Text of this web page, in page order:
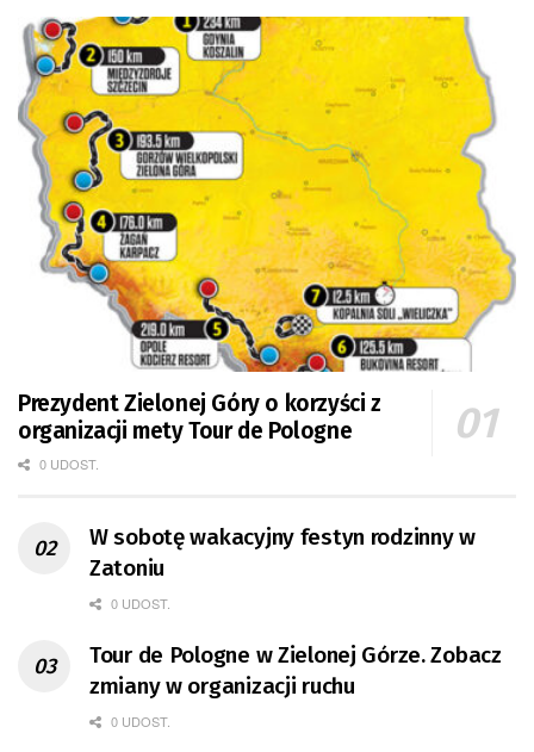
Prezydent Zielonej Góry o korzyści z
organizacji mety Tour de Pologne
0 UDOST.
W sobotę wakacyjny festyn rodzinny w
Zatoniu
0 UDOST.
Tour de Pologne w Zielonej Górze. Zobacz
zmiany w organizacji ruchu
0 UDOST.